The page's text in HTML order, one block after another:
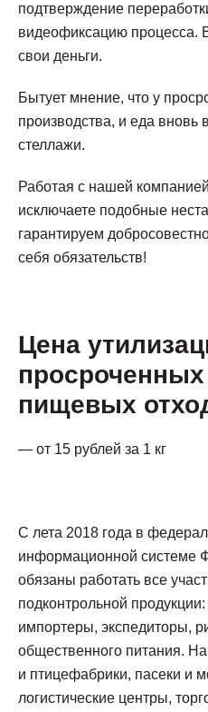
подтверждение
видеофиксацию процесса.
свои деньги.
Бытует мнение, что у
производства, и еда вновь
стеллажи.
Работая с нашей
исключаете подобные
гарантируем
себя обязательств!
Цена
пищевых
— от 15 рублей за 1 кг
С лета 2018 года в
информационной системе
обязаны работать все
подконтрольной
импортеры, экспедиторы,
общественного питания.
и птицефабрики, пасеки и
логистические центры,